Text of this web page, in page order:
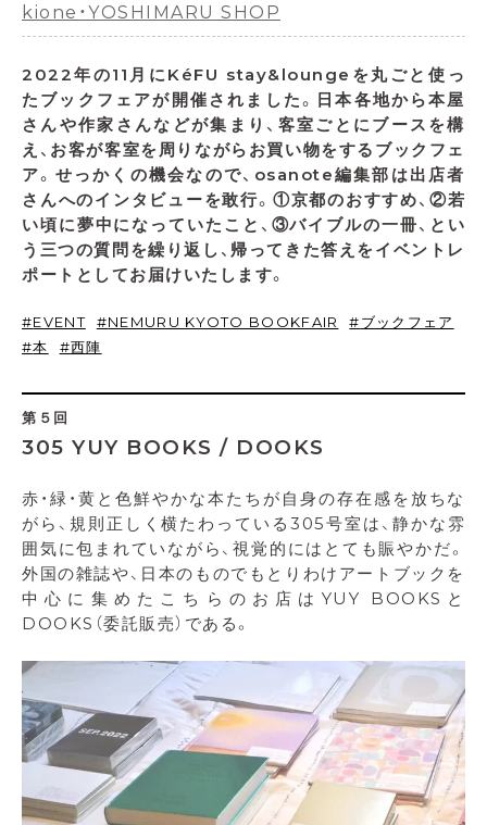
kione・YOSHIMARU SHOP
2022年の11月にKéFU stay&loungeを丸ごと使っ
たブックフェアが開催されました。日本各地から本屋
さんや作家さんなどが集まり、客室ごとにブースを構
え、お客が客室を周りながらお買い物をするブックフェ
ア。せっかくの機会なので、osanote編集部は出店者
さんへのインタビューを敢行。①京都のおすすめ、②若
い頃に夢中になっていたこと、③バイブルの一冊、とい
う三つの質問を繰り返し、帰ってきた答えをイベントレ
ポートとしてお届けいたします。
EVENT NEMURU KYOTO BOOKFAIR
ブックフェア
本
西陣
第５回
305 YUY BOOKS / DOOKS
赤・緑・黄と色鮮やかな本たちが自身の存在感を放ちな
がら、規則正しく横たわっている305号室は、静かな雰
囲気に包まれていながら、視覚的にはとても賑やかだ。
外国の雑誌や、日本のものでもとりわけアートブックを
中心に集めたこちらのお店はYUY BOOKSと
DOOKS（委託販売）である。